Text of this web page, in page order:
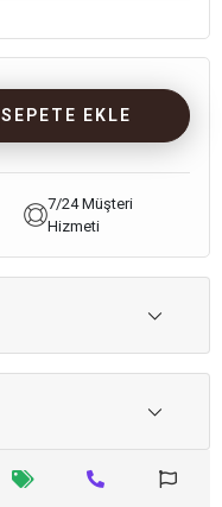
SEPETE EKLE
7/24 Müşteri
Hizmeti